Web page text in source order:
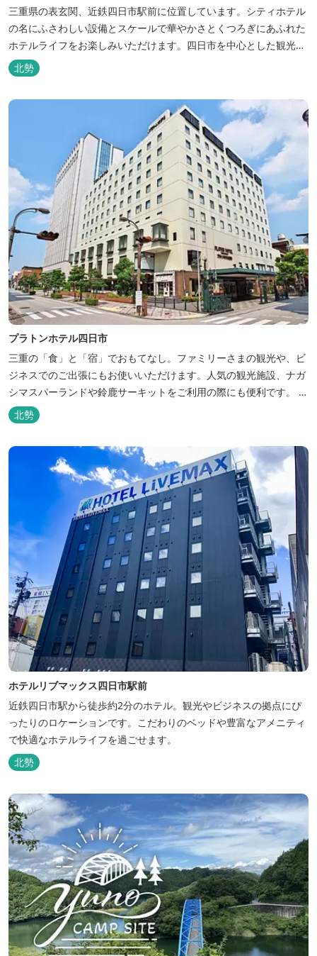
三重県の表玄関、近鉄四日市駅前に位置しています。シティホテル
の名にふさわしい設備とスケールで華やかさとくつろぎにあふれた
ホテルライフをお楽しみいただけます。四日市を中心とした観光、
ビジネス、会議やゴルフ場などへの基点として便利にご利用いただ
けます。
北勢
プラトンホテル四日市
三重の「食」と「宿」でおもてなし。ファミリーさまの観光や、ビ
ジネスでのご出張にもお使いいただけます。人気の観光施設、ナガ
シマスパーランドや鈴鹿サーキットをご利用の際にも便利です。 和
食、イタリアン、中華と多彩な三重の味をどうぞお楽しみくださ
い。近鉄四日市駅から徒歩３分と、公共交通機関でのお越しにも大
変便利です。
北勢
ホテルリブマックス四日市駅前
近鉄四日市駅から徒歩約2分のホテル。観光やビジネスの拠点にぴ
ったりのロケーションです。こだわりのベッドや豊富なアメニティ
で快適なホテルライフを過ごせます。
北勢